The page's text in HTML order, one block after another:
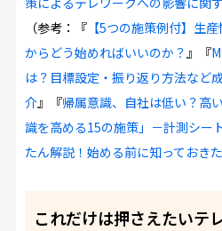
（参考：『【5つの施策例付】生
からどう始めればいいのか？ 』『
は？目標設定・振り返り方法など
介』『帰属意識、自社は低い？高
識を高める15の施策」－計測シー
たん解説！始める前に知っておき
これだけは押さえたいテ